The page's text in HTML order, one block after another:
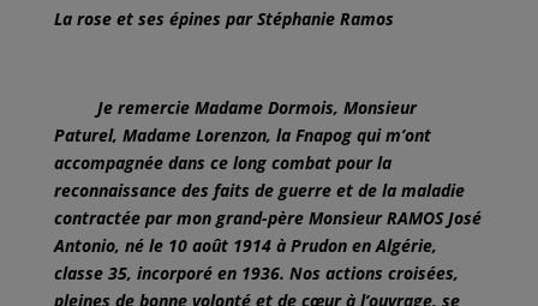
La rose et ses épines par Stéphanie Ramos
Je remercie Madame Dormois, Monsieur
Paturel, Madame Lorenzon, la Fnapog qui m’ont
accompagnée dans ce long combat pour la
reconnaissance des faits de guerre et de la maladie
contractée par mon grand-père Monsieur RAMOS José
Antonio, né le 10 août 1914 à Prudon en Algérie,
classe 35, incorporé en 1936. Nos actions croisées,
pleines de bonne volonté et de cœur à l’ouvrage, se